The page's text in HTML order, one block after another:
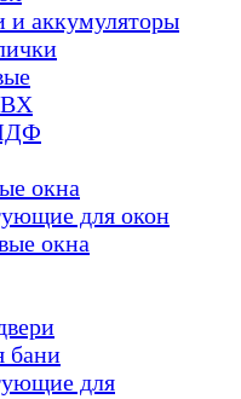
и аккумуляторы
окна
для окон
окна
бани
для